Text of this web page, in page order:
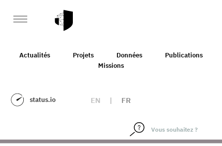
Actualités Projets Données
Publications
Missions
status.io EN | FR